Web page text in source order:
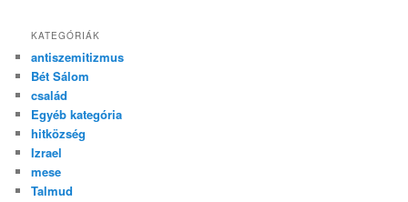
KATEGÓRIÁK
antiszemitizmus
Bét Sálom
család
Egyéb kategória
hitközség
Izrael
mese
Talmud